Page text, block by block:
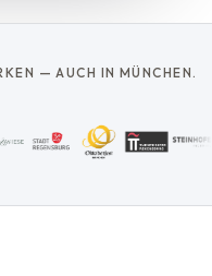
— AUCH IN MÜNCHEN.